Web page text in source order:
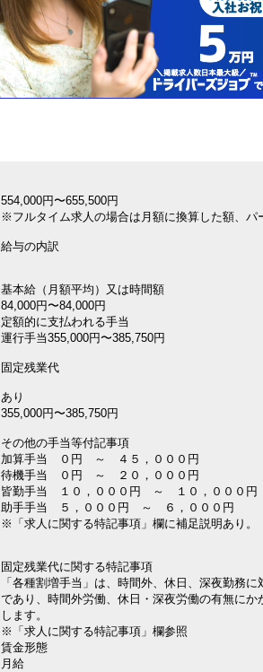
554,000円〜655,500円
※フルタイム求人の場合は月額に換算した額、パ
給与の内訳
基本給（月額平均）又は時間額
84,000円〜84,000円
定額的に支払われる手当
運行手当355,000円〜385,750円
固定残業代
あり
355,000円〜385,750円
その他の手当等付記事項
加算手当 ０円 ～ ４５，０００円
待機手当 ０円 ～ ２０，０００円
皆勤手当 １０，０００円 ～ １０，０００円
助手手当 ５，０００円 ～ ６，０００円
※「求人に関する特記事項」欄に補足説明あり。
固定残業代に関する特記事項
「各種割増手当」は、時間外、休日、深夜勤務に
であり、時間外労働、休日・深夜労働の有無にか
します。
※「求人に関する特記事項」欄参照
賃金形態
月給